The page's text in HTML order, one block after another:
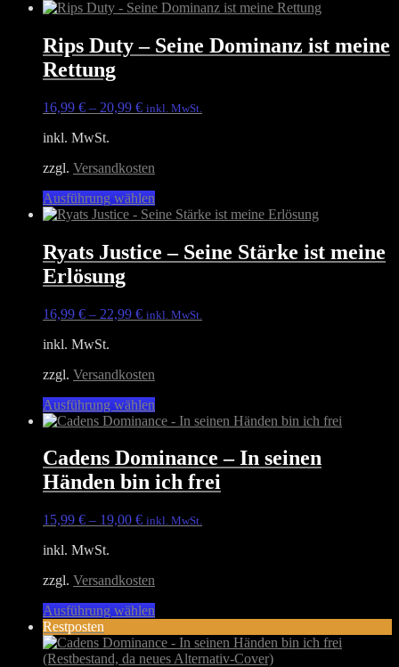
Rips Duty – Seine Dominanz ist meine
Rettung
16,99 € – 20,99 € inkl. MwSt.
inkl. MwSt.
zzgl. Versandkosten
Ausführung wählen
Produkt
mehrere
Varianten
Optionen
können
werden
Ryats Justice – Seine Stärke ist meine
Erlösung
16,99 € – 22,99 € inkl. MwSt.
inkl. MwSt.
zzgl. Versandkosten
Ausführung wählen
Produkt
mehrere
Varianten
auf.
Optionen
werden
Cadens Dominance – In seinen
Händen bin ich frei
15,99 € – 19,00 € inkl. MwSt.
inkl. MwSt.
zzgl. Versandkosten
Ausführung wählen
weist
mehrere
Restposten